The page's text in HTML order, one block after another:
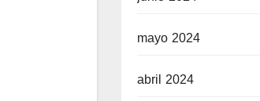
mayo 2024
abril 2024